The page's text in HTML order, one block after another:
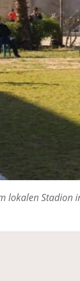
lokalen Stadion